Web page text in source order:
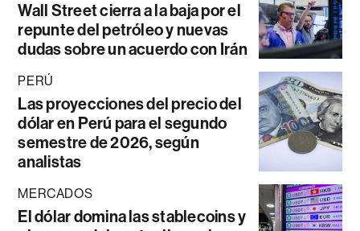
Wall Street cierra a la baja por el
repunte del petróleo y nuevas
dudas sobre un acuerdo con Irán
PERÚ
Las proyecciones del precio del
dólar en Perú para el segundo
semestre de 2026, según
analistas
MERCADOS
El dólar domina las stablecoins y